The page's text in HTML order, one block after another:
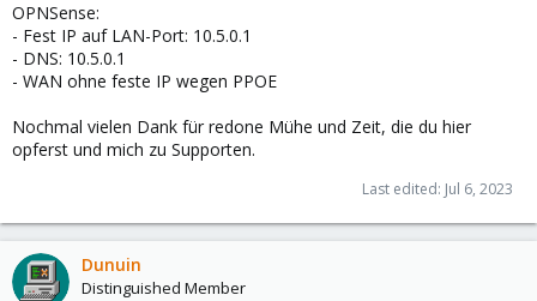
OPNSense:
- Fest IP auf LAN-Port: 10.5.0.1
- DNS: 10.5.0.1
- WAN ohne feste IP wegen PPOE
Nochmal vielen Dank für redone Mühe und Zeit, die du hier
opferst und mich zu Supporten.
Last edited: Jul 6, 2023
Dunuin
Distinguished Member